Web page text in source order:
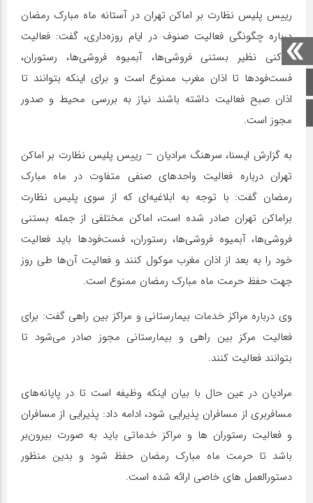
صفحه اصلی
رییس پلیس نظارت بر اماکن تهران در آستانه ماه مبارک رمضان
درباره چگونگی فعالیت صنوف در ایام روزه‌داری، گفت: فعالیت
اماکنی نظیر بستنی فروشی‌ها، آبمیوه فروشی‌ها، رستوران،
فست‌فودها تا اذان مغرب ممنوع است و برای اینکه بتوانند تا
اذان صبح فعالیت داشته باشند نیاز به بررسی محیط و صدور
مجوز است.
به گزارش ایسنا، سرهنگ مرادیان – رییس پلیس نظارت بر اماکن
تهران درباره فعالیت واحدهای صنفی متفاوت در ماه مبارک
رمضان گفت: با توجه به ابلاغیه‌ای که از سوی پلیس نظارت
براماکن تهران صادر شده است، اماکن مختلفی از جمله بستنی
فروشی‌ها، آبمیوه فروشی‌ها، رستوران، فست‌فودها باید فعالیت
خود را به بعد از اذان مغرب موکول کنند و فعالیت آن‌ها طی روز
جهت حفظ حرمت ماه مبارک رمضان ممنوع است.
وی درباره مراکز خدمات بیمارستانی و مراکز بین راهی گفت: برای
فعالیت مرکز بین راهی و بیمارستانی مجوز صادر می‌شود تا
بتوانند فعالیت کنند.
مرادیان در عین حال با بیان اینکه وظیفه است تا در پایانه‌های
مسافربری از مسافران پذیرایی شود، ادامه داد: پذیرایی از مسافران
و فعالیت رستوران ها و مراکز خدماتی باید به صورت بیرون‌بر
باشد تا حرمت ماه مبارک رمضان حفظ شود و بدین منظور
دستورالعمل های خاصی ارائه شده است.